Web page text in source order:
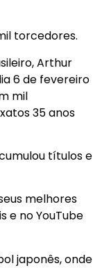
torcedores.
Arthur
6 de fevereiro
mil
35 anos
títulos e
melhores
e no YouTube
japonês, onde